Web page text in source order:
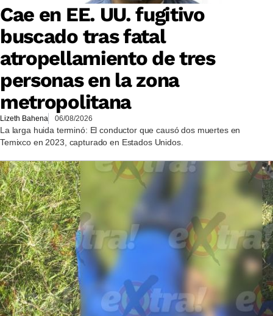
Cae en EE. UU. fugitivo
buscado tras fatal
atropellamiento de tres
personas en la zona
metropolitana
Lizeth Bahena 06/08/2026
La larga huida terminó: El conductor que causó dos muertes en
Temixco en 2023, capturado en Estados Unidos.